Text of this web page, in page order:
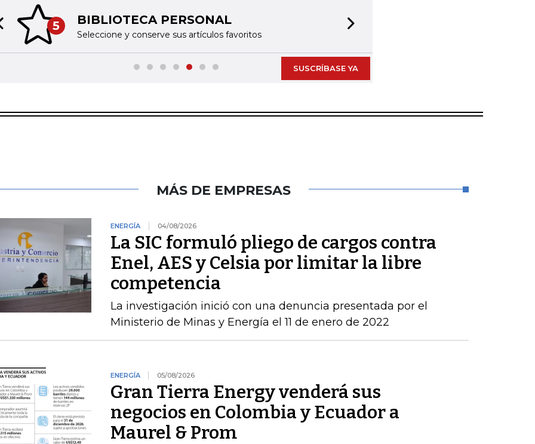
5 BIBLIOTECA PERSONAL
Seleccione y conserve sus artículos favoritos
slide
SUSCRÍBASE YA
MÁS DE EMPRESAS
ENERGÍA 04/08/2026
La SIC formuló pliego de cargos contra
Enel, AES y Celsia por limitar la libre
competencia
La investigación inició con una denuncia presentada por el
Ministerio de Minas y Energía el 11 de enero de 2022
ENERGÍA 05/08/2026
Gran Tierra Energy venderá sus
negocios en Colombia y Ecuador a
Maurel & Prom